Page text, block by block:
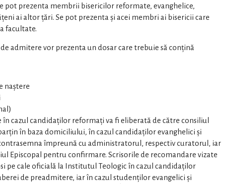
pot prezenta membrii bisericilor reformate, evanghelice,
ai altor ţări. Se pot prezenta şi acei membri ai bisericii care
facultate.
admitere vor prezenta un dosar care trebuie să conţină
naştere
cazul candidaţilor reformaţi va fi eliberată de către consiliul
în baza domiciliului, în cazul candidaţilor evanghelici şi
împreună cu administratorul, respectiv curatorul, iar
Episcopal pentru confirmare. Scrisorile de recomandare vizate
pe cale oficială la Institutul Teologic în cazul candidaţilor
de preadmitere, iar în cazul studenţilor evangelici şi